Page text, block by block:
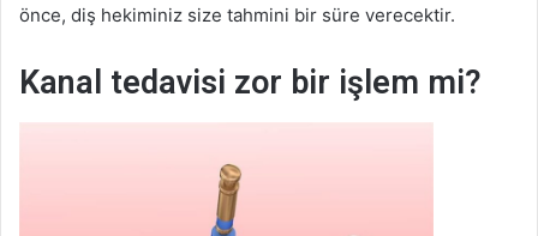
önce, diş hekiminiz size tahmini bir süre verecektir.
Kanal tedavisi zor bir işlem mi?